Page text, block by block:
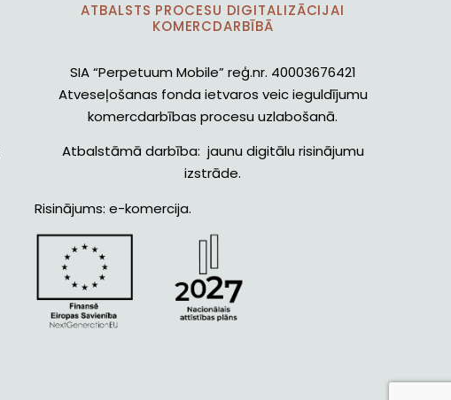
ATBALSTS PROCESU DIGITALIZĀCIJAI
KOMERCDARBĪBĀ
SIA “Perpetuum Mobile” reģ.nr. 40003676421
Atveseļošanas fonda ietvaros veic ieguldījumu
komercdarbības procesu uzlabošanā.
Atbalstāmā darbība: jaunu digitālu risinājumu
izstrāde.
Risinājums: e-komercija.